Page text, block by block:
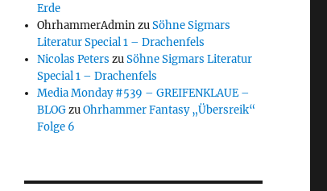
Erde
OhrhammerAdminzuSöhne Sigmars
Literatur Special 1 – Drachenfels
Nicolas Peters zuSöhne Sigmars Literatur
Special 1 – Drachenfels
Media Monday #539 – GREIFENKLAUE –
BLOGzuOhrhammer Fantasy „Übersreik“
Folge 6